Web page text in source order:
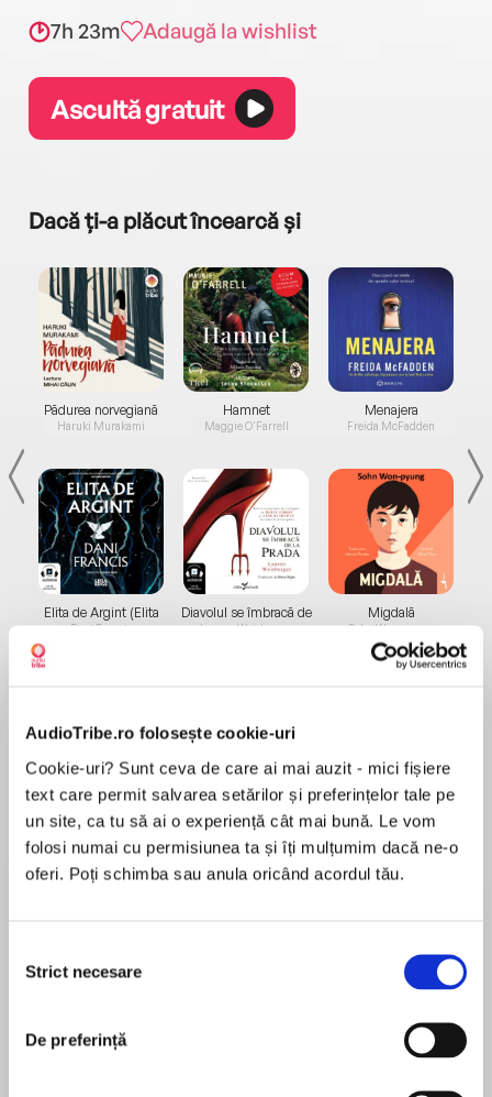
AudioTribe.ro folosește cookie-uri
Cookie-uri? Sunt ceva de care ai mai auzit - mici fișiere
text care permit salvarea setărilor și preferințelor tale pe
un site, ca tu să ai o experiență cât mai bună. Le vom
folosi numai cu permisiunea ta și îți mulțumim dacă ne-o
oferi. Poți schimba sau anula oricând acordul tău.
consimțământului
Strict necesare
De preferință
7h 23m
Adaugă la wishlist
Ascultă gratuit
Dacă ți-a plăcut încearcă și
Pădurea norvegiană
Haruki Murakami
Elita de Argint (Elita
de...
Dani Francis
Hamnet
Maggie O'Farrell
Diavolul se îmbracă de
la...
Lauren Weisberger
Menajera
Freida McFadden
Migdală
Sohn Won-pyung
Fizica modernă ne spune că visăm lumea întru
ființare prin fiecare gând ce ne trece prin minte.
Alberto Villoldo ne dezvăluie învățăturile
străvechii înțelepciuni a șamanilor din întreaga
interacționăm cu această matrice pentru a visa
avem nevoie decât de curaj pentru a crea
bucuria pe care ne-o dorim!
O carte precum un ghid util. Are puterea de a
schimba atitudini.